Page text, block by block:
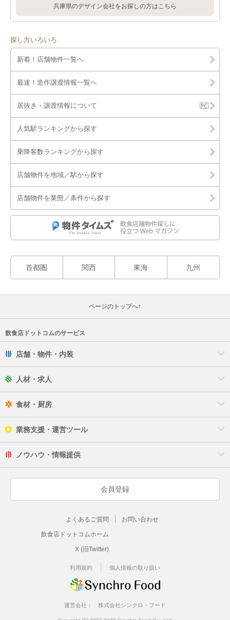
兵庫県のデザイン会社をお探しの方はこちら
探し方いろいろ
新着！店舗物件一覧へ
最速！造作譲渡情報一覧へ
居抜き・譲渡情報について
人気駅ランキングから探す
乗降客数ランキングから探す
店舗物件を地域／駅から探す
店舗物件を業態／条件から探す
首都圏 関西 東海 九州
ページのトップへ↑
飲食店ドットコムのサービス
店舗・物件・内装
人材・求人
食材・厨房
業務支援・運営ツール
ノウハウ・情報提供
会員登録
よくあるご質問 お問い合わせ
飲食店ドットコムホーム
X (旧Twitter)
利用規約 個人情報の取り扱い
運営会社： 株式会社シンクロ・フード